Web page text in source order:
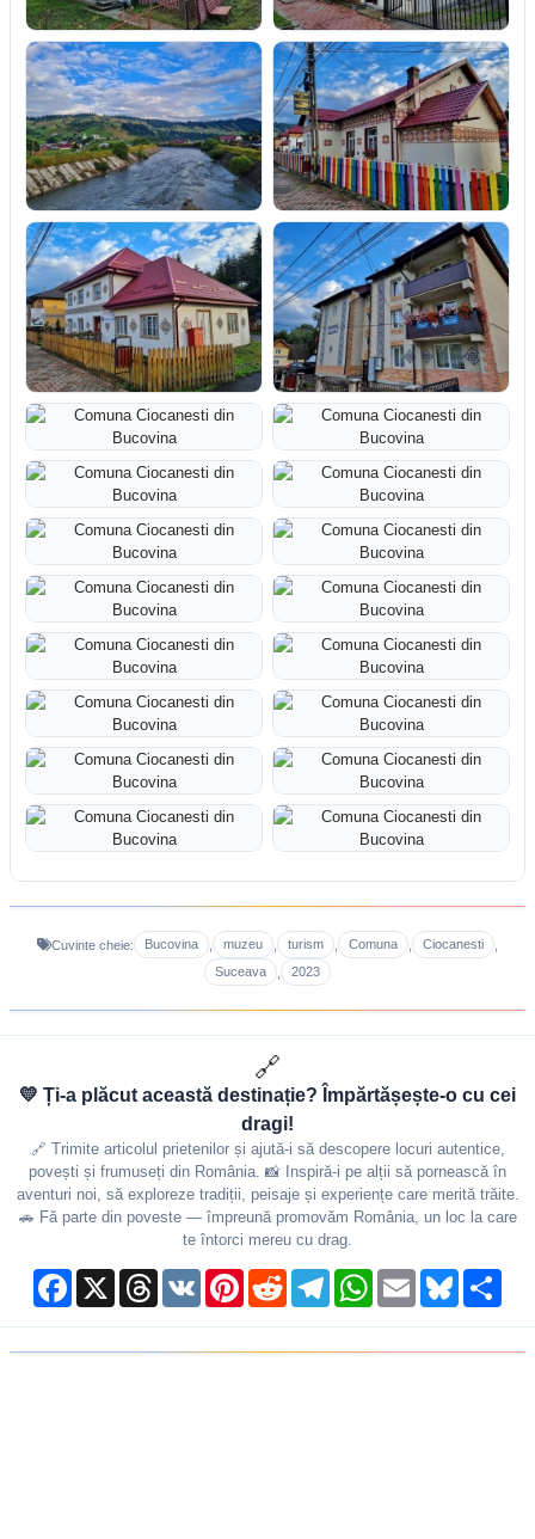
Cuvinte cheie: Bucovina muzeu turism Comuna Ciocanesti
Suceava
2023
🔗
💛 Ți-a plăcut această destinație? Împărtășește-o cu cei
dragi!
🔗 Trimite articolul prietenilor și ajută-i să descopere locuri autentice,
povești și frumuseți din România. 📸 Inspiră-i pe alții să pornească în
aventuri noi, să exploreze tradiții, peisaje și experiențe care merită trăite.
🚗 Fă parte din poveste — împreună promovăm România, un loc la care
te întorci mereu cu drag.
Facebook
X ThreadsVK PinterestReddit TelegramWhatsApp
Email Bluesky